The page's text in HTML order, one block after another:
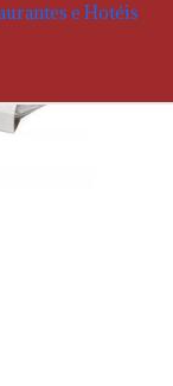
e Hotéis